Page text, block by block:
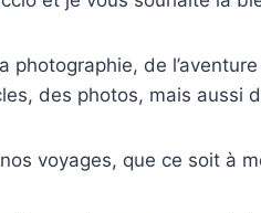
photographie, de
des photos, mais aussi
voyages, que ce soit à